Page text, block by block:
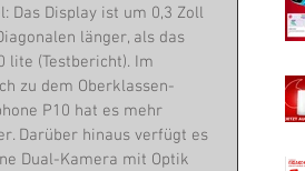
Das Display ist um 0,3 Zoll
länger, als das
lite (Testbericht). Im
zu dem Oberklassen-
P10 hat es mehr
Darüber hinaus verfügt es
Dual-Kamera mit Optik